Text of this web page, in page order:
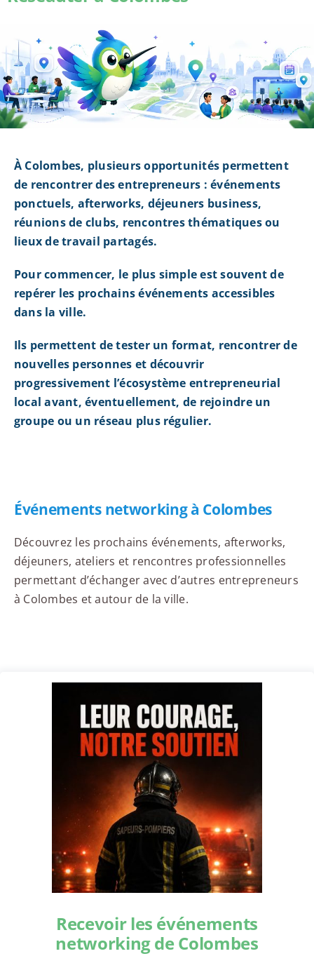
À Colombes, plusieurs opportunités permettent
de rencontrer des entrepreneurs : événements
ponctuels, afterworks, déjeuners business,
réunions de clubs, rencontres thématiques ou
lieux de travail partagés.
Pour commencer, le plus simple est souvent de
repérer les prochains événements accessibles
dans la ville.
Ils permettent de tester un format, rencontrer de
nouvelles personnes et découvrir
progressivement l’écosystème entrepreneurial
local avant, éventuellement, de rejoindre un
groupe ou un réseau plus régulier.
Événements networking à Colombes
Découvrez les prochains événements, afterworks,
déjeuners, ateliers et rencontres professionnelles
permettant d’échanger avec d’autres entrepreneurs
à Colombes et autour de la ville.
Recevoir les événements
networking de Colombes